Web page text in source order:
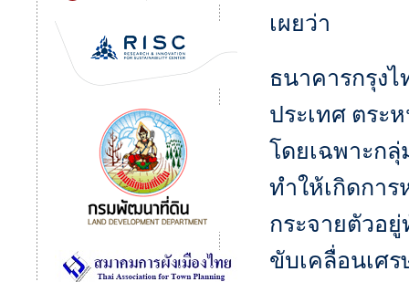
เผยว่า
ธนาคารกรุง
ประเทศ ตระ
โดยเฉพาะก
ทำให้เกิดกา
กระจายตัวอ
ขับเคลื่อนเศ